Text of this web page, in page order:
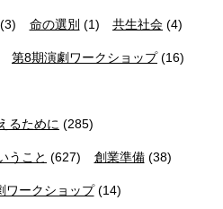
(3) 命の選別 (1) 共生社会 (4)
第8期演劇ワークショップ(16)
るために (285)
うこと (627) 創業準備(38)
ワークショップ(14)